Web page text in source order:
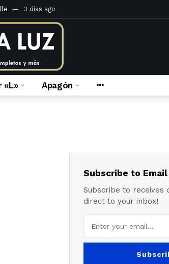
3 días ago
1 semana ago
2 meses ago
2 meses ago
«L» Apagón
Subscribe to
Subscribe to receives
direct to your inbox!